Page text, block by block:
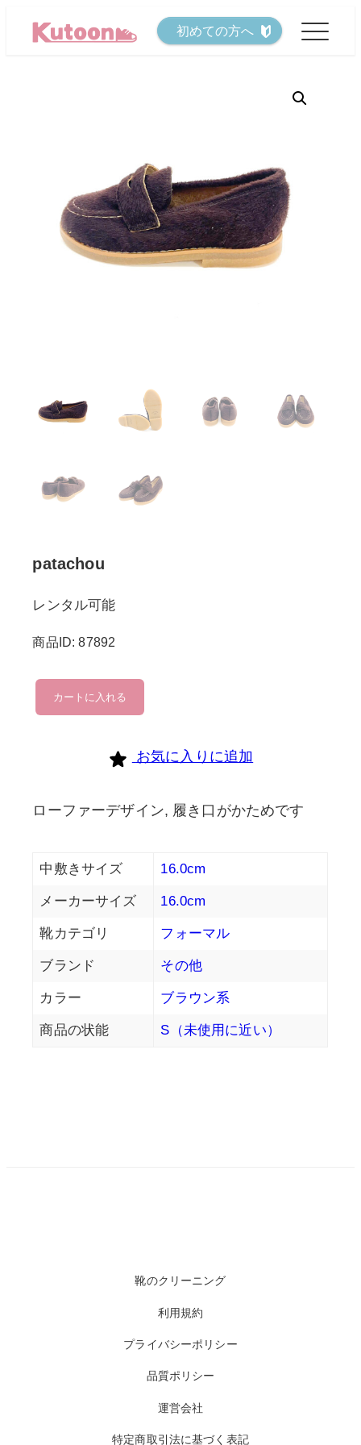
初めての方へ
patachou
レンタル可能
商品ID: 87892
patachou
個
カートに入れる
お気に入りに追加
ローファーデザイン, 履き口がかためです
中敷きサイズ 16.0cm
メーカーサイズ 16.0cm
靴カテゴリ フォーマル
ブランド その他
カラー ブラウン系
商品の状能 S（未使用に近い）
靴のクリーニング
利用規約
プライバシーポリシー
品質ポリシー
運営会社
特定商取引法に基づく表記